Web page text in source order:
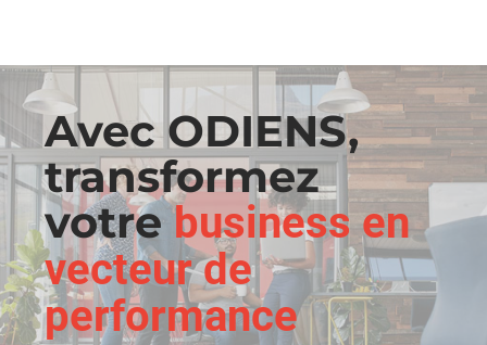
Avec ODIENS,
transformez
votrebusiness en
vecteur de
performance